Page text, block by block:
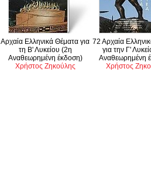
Αρχαία Ελληνικά Θέματα για
τη Β' Λυκείου (2η
Αναθεωρημένη έκδοση)
Χρήστος Ζηκούλης
72 Αρχαία
για την Γ'
Αναθεωρημένη
Χρήστος